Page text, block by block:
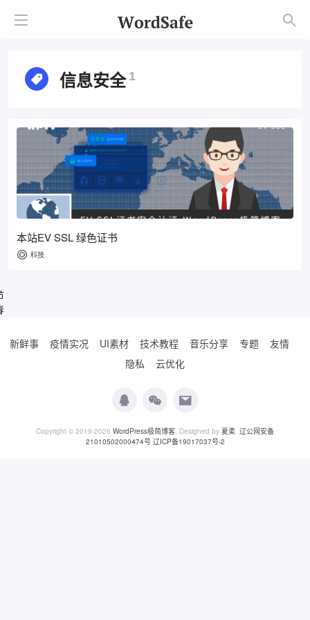
信息安全 1
本站EV SSL 绿色证书
科技
新鲜事 疫情实况 UI素材 技术教程 音乐分享 专题
友情
隐私
云优化
Copyright © 2019-2026 WordPress极简博客. Designed by 夏柔. 辽公网安备
21010502000474号 辽ICP备19017037号-2